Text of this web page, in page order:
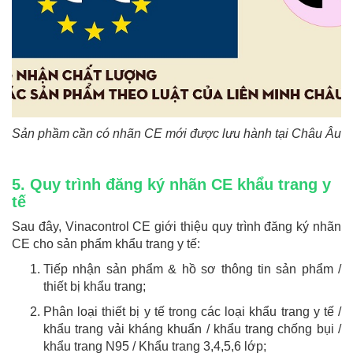
Sản phầm cần có nhãn CE mới được lưu hành tại Châu Âu
5. Quy trình đăng ký nhãn CE khẩu trang y
tế
Sau đây, Vinacontrol CE giới thiệu quy trình đăng ký nhãn
CE cho sản phẩm khẩu trang y tế:
Tiếp nhận sản phẩm & hồ sơ thông tin sản phẩm /
thiết bị khẩu trang;
Phân loại thiết bị y tế trong các loại khẩu trang y tế /
khẩu trang vải kháng khuẩn / khẩu trang chống bụi /
khẩu trang N95 / Khẩu trang 3,4,5,6 lớp;